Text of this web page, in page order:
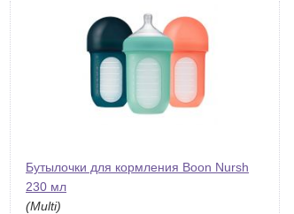
Бутылочки для кормления Boon Nursh
230 мл
(Multi)